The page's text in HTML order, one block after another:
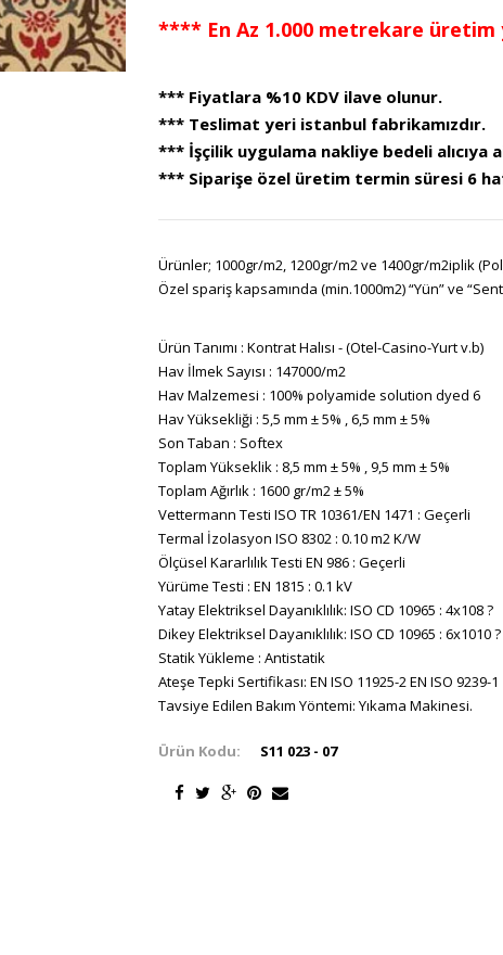
**** En Az 1.000 metrekare üretim
*** Fiyatlara %10 KDV ilave olunur.
*** Teslimat yeri istanbul fabrikamızdır.
*** İşçilik uygulama nakliye bedeli alıcıya
*** Siparişe özel üretim termin süresi 6
Ürünler; 1000gr/m2, 1200gr/m2 ve 1400gr/m2iplik
Özel spariş kapsamında (min.1000m2) “Yün” ve
Ürün Tanımı : Kontrat Halısı - (Otel-Casino-Yurt v.b)
Hav İlmek Sayısı : 147000/m2
Hav Malzemesi : 100% polyamide solution dyed 6
Hav Yüksekliği : 5,5 mm ± 5% , 6,5 mm ± 5%
Son Taban : Softex
Toplam Yükseklik : 8,5 mm ± 5% , 9,5 mm ± 5%
Toplam Ağırlık : 1600 gr/m2 ± 5%
Vettermann Testi ISO TR 10361/EN 1471 : Geçerli
Termal İzolasyon ISO 8302 : 0.10 m2 K/W
Ölçüsel Kararlılık Testi EN 986 : Geçerli
Yürüme Testi : EN 1815 : 0.1 kV
Yatay Elektriksel Dayanıklılık: ISO CD 10965 : 4x108 ?
Dikey Elektriksel Dayanıklılık: ISO CD 10965 : 6x1010 ?
Statik Yükleme : Antistatik
Ateşe Tepki Sertifikası: EN ISO 11925-2 EN ISO 9239-1
Tavsiye Edilen Bakım Yöntemi: Yıkama Makinesi.
Ürün Kodu: S11 023 - 07